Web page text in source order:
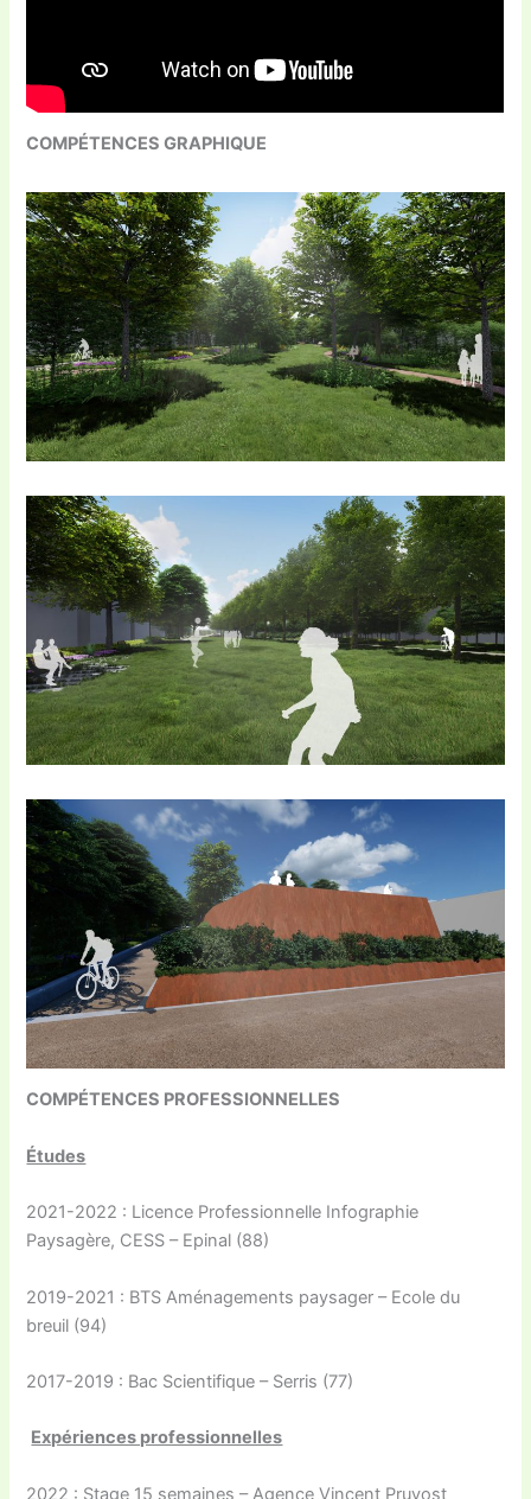
COMPÉTENCES GRAPHIQUE
COMPÉTENCES PROFESSIONNELLES
Études
2021-2022 : Licence Professionnelle Infographie
Paysagère, CESS – Epinal (88)
2019-2021 : BTS Aménagements paysager – Ecole du
breuil (94)
2017-2019 : Bac Scientifique – Serris (77)
Expériences professionnelles
2022 : Stage 15 semaines – Agence Vincent Pruvost